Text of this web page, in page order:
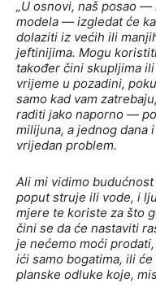
„U osnovi, naš posao
modela — izgledat će
dolaziti iz većih ili
jeftinijima. Mogu
također čini skupljima
vrijeme u pozadini,
samo kad vam
raditi jako naporno —
milijuna, a jednog dana
vrijedan problem.
Ali mi vidimo
poput struje ili vode, i
mjere te koriste za što
čini se da će nastaviti
je nećemo moći
ići samo bogatima, ili
planske odluke koje,